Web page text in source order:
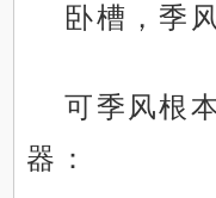
卧槽，季
可季风根
器：